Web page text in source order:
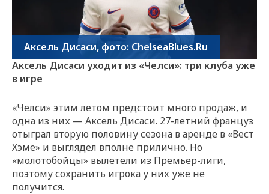
Аксель Дисаси, фото: ChelseaBlues.Ru
Аксель Дисаси уходит из «Челси»: три клуба уже
в игре
«Челси» этим летом предстоит много продаж, и
одна из них — Аксель Дисаси. 27-летний француз
отыграл вторую половину сезона в аренде в «Вест
Хэме» и выглядел вполне прилично. Но
«молотобойцы» вылетели из Премьер-лиги,
поэтому сохранить игрока у них уже не
получится.